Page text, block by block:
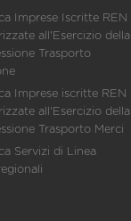
Imprese Iscritte REN
all'Esercizio della
Trasporto
Imprese iscritte REN
all'Esercizio della
Trasporto Merci
Servizi di Linea